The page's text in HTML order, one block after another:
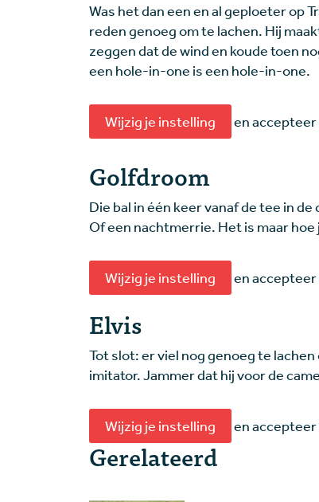
Was het dan een en al geploeter op
reden genoeg om te lachen. Hij
zeggen dat de wind en koude toen
een hole-in-one is een hole-in-one.
Wijzig je instelling en
Golfdroom
Die bal in één keer vanaf de tee in
Of een nachtmerrie. Het is maar
Wijzig je instelling en
Elvis
Tot slot: er viel nog genoeg te
imitator. Jammer dat hij voor de
Wijzig je instelling en
Gerelateerd